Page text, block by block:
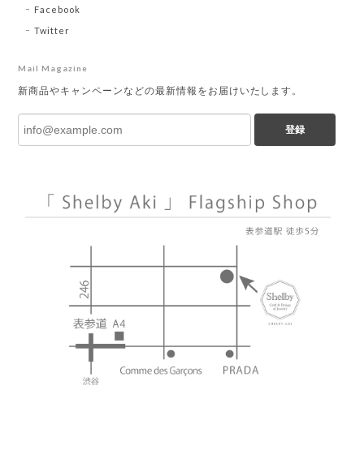
Facebook
Twitter
Mail Magazine
新商品やキャンペーンなどの最新情報をお届けいたします。
登録